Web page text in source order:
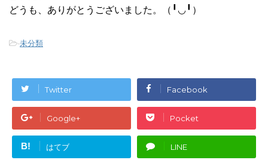
どうも、ありがとうございました。（╹◡╹）
-未分類
Twitter Facebook
Google+ Pocket
B! はてブ LINE